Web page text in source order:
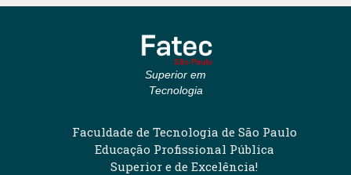
Superior em
Tecnologia
Faculdade de Tecnologia de São Paulo
Educação Profissional Pública
Superior e de Excelência!